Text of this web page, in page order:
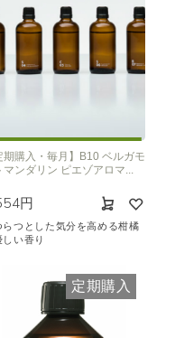
期購入・毎月】B10 ベルガモ
マンダリン ピエゾアロマ...
円
らつとした気分を高める柑橘
しい香り
定期購入